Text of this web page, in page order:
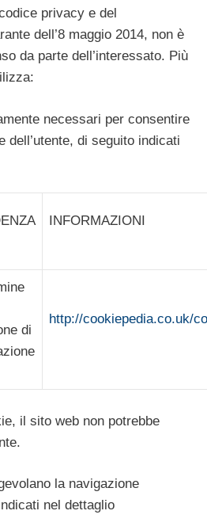
privacy e del
dell’8 maggio 2014, non è
da parte dell’interessato. Più
necessari per consentire
dell’utente, di seguito indicati
INFORMAZIONI
di
http://cookiepedia.co.uk/
il sito web non potrebbe
la navigazione
nel dettaglio